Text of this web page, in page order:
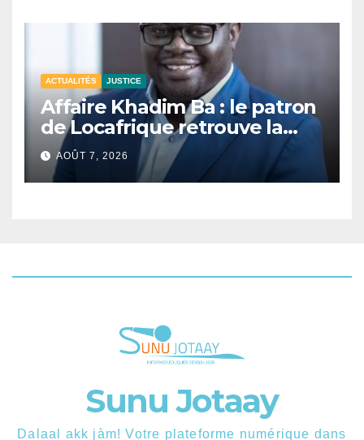
ACTUALITÉS JUSTICE
Affaire Khadim Ba : le patron
de Locafrique retrouve la
liberté.
AOÛT 7, 2026
Sunu Jotaay
Dalaal akk jàm! Votre plateforme numérique dans